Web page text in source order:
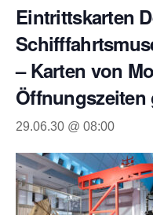
Eintrittskarten
– Karten von
29.06.30 @ 08:00